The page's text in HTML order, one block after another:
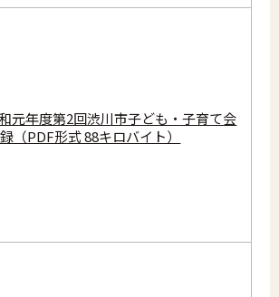
元年度第2回渋川市子ども・子育て会
（PDF形式 88キロバイト）